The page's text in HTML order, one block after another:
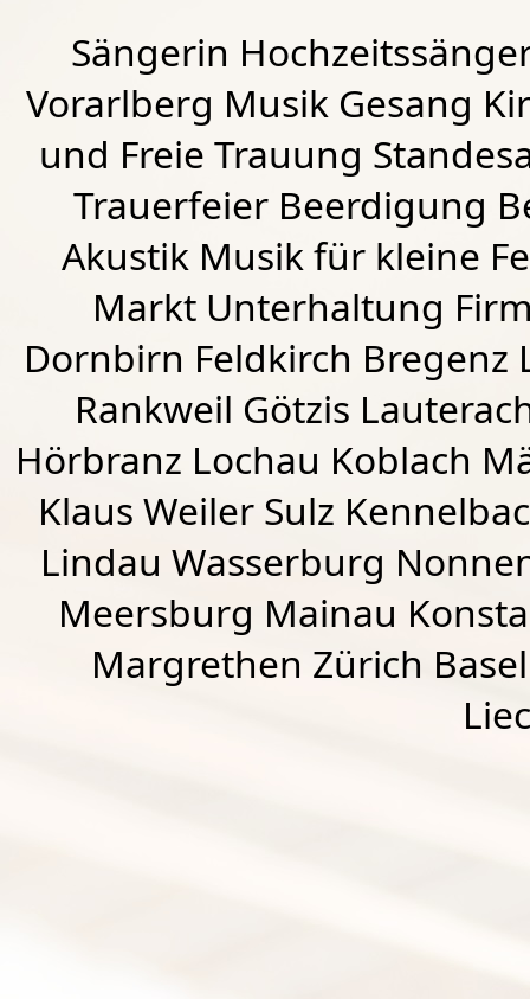
Sängerin
Vorarlberg Musik Gesang
und Freie Trauung
Trauerfeier Beerdigung
Akustik Musik für kleine
Markt Unterhaltung
Dornbirn Feldkirch Bregenz
Rankweil Götzis
Hörbranz Lochau Koblach
Klaus Weiler Sulz
Lindau Wasserburg
Meersburg Mainau
Margrethen Zürich